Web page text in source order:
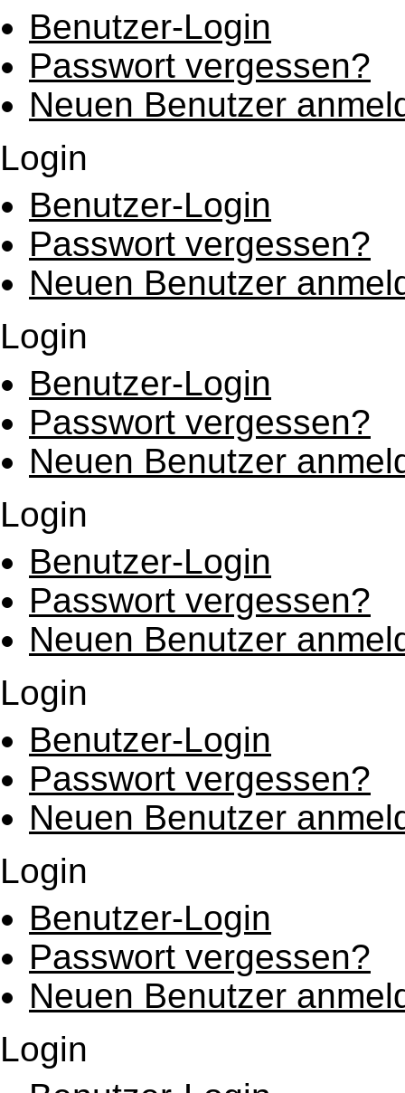
Benutzer-Login
Passwort vergessen?
Neuen Benutzer
Login
Benutzer-Login
Passwort vergessen?
Neuen Benutzer
Login
Benutzer-Login
Passwort vergessen?
Neuen Benutzer
Login
Benutzer-Login
Passwort vergessen?
Neuen Benutzer
Login
Benutzer-Login
Passwort vergessen?
Neuen Benutzer
Login
Benutzer-Login
Passwort vergessen?
Neuen Benutzer
Login